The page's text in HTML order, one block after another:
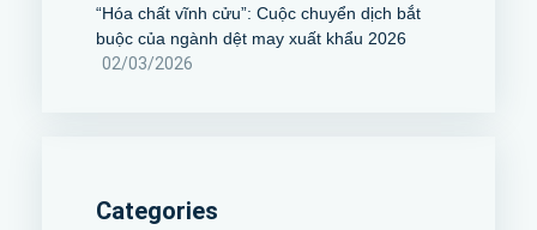
“Hóa chất vĩnh cửu”: Cuộc chuyển dịch bắt
buộc của ngành dệt may xuất khẩu 2026
02/03/2026
Categories